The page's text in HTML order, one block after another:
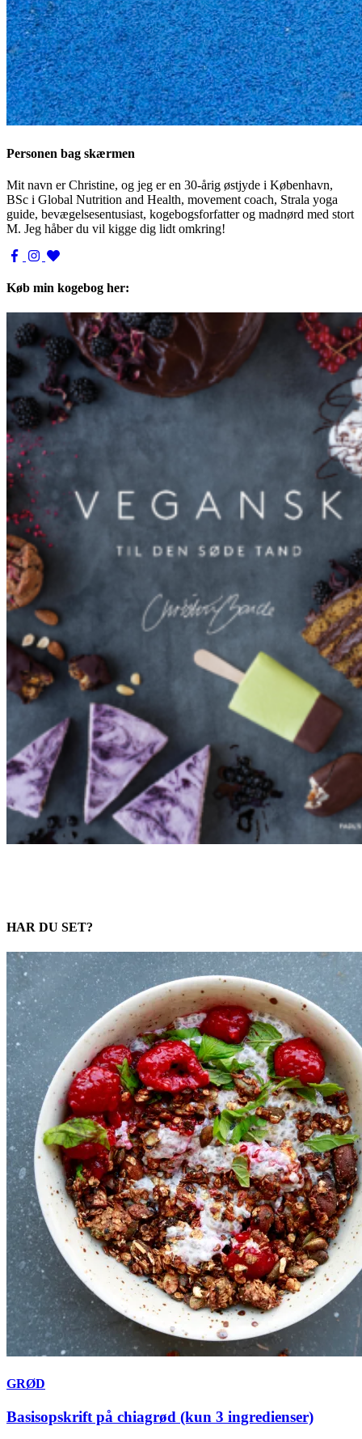
Personen bag skærmen
Mit navn er Christine, og jeg er en 30-årig østjyde i København,
BSc i Global Nutrition and Health, movement coach, Strala yoga
guide, bevægelsesentusiast, kogebogsforfatter og madnørd med stort
M. Jeg håber du vil kigge dig lidt omkring!
Køb min kogebog her:
HAR DU SET?
GRØD
Basisopskrift på chiagrød (kun 3 ingredienser)